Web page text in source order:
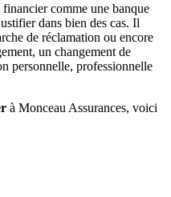
comme une banque
dans bien des cas. Il
de réclamation ou encore
un changement de
personnelle, professionnelle
à Monceau Assurances, voici